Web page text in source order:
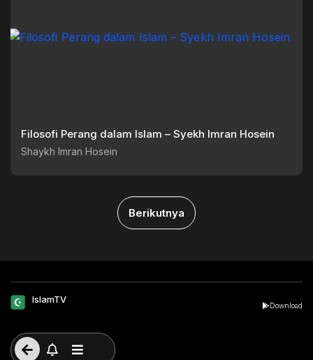
Filosofi Perang dalam Islam – Syekh Imran Hosein
Shaykh Imran Hosein
Berikutnya
IslamTV
Download